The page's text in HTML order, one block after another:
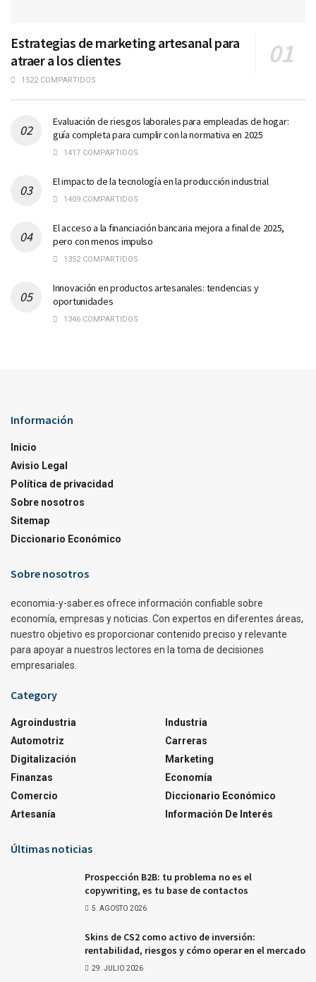
Estrategias de marketing artesanal para
atraer a los clientes
1522 COMPARTIDOS
Evaluación de riesgos laborales para empleadas de hogar:
guía completa para cumplir con la normativa en 2025
1417 COMPARTIDOS
El impacto de la tecnología en la producción industrial
1409 COMPARTIDOS
El acceso a la financiación bancaria mejora a final de 2025,
pero con menos impulso
1352 COMPARTIDOS
Innovación en productos artesanales: tendencias y
oportunidades
1346 COMPARTIDOS
Información
Inicio
Avisio Legal
Política de privacidad
Sobre nosotros
Sitemap
Diccionario Económico
Sobre nosotros
economia-y-saber.es ofrece información confiable sobre
economía, empresas y noticias. Con expertos en diferentes áreas,
nuestro objetivo es proporcionar contenido preciso y relevante
para apoyar a nuestros lectores en la toma de decisiones
empresariales.
Category
Agroindustria
Automotriz
Digitalización
Finanzas
Comercio
Artesanía
Industria
Carreras
Marketing
Economía
Diccionario Económico
Información De Interés
Últimas noticias
Prospección B2B: tu problema no es el
copywriting, es tu base de contactos
5. AGOSTO 2026
Skins de CS2 como activo de inversión:
rentabilidad, riesgos y cómo operar en el mercado
29. JULIO 2026